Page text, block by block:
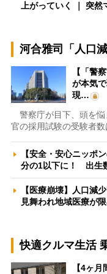
上がっていく ｜ 突
河合雅司「人口
【「警
が本気
現…
警察庁が目下、頭を悩
官の採用試験の受験者
【安全・安心ニッポ
分の1以下に！ 出生
【医療崩壊】人口減
見舞われ地域医療が
快適クルマ生活
【4ヶ